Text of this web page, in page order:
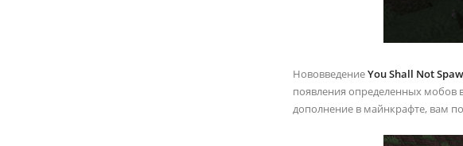
НововведениеYou Shall Not
появления определенных мобов
дополнение в майнкрафте, вам